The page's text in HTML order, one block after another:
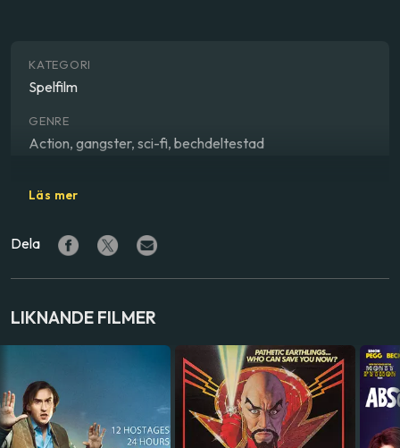
KATEGORI
Spelfilm
GENRE
Action, gangster, sci-fi, bechdeltestad
Pete Travis
SKÅDESPELARE
Storbritannien
SPRÅK
Engelska
Läs mer
Dela
LIKNANDE FILMER